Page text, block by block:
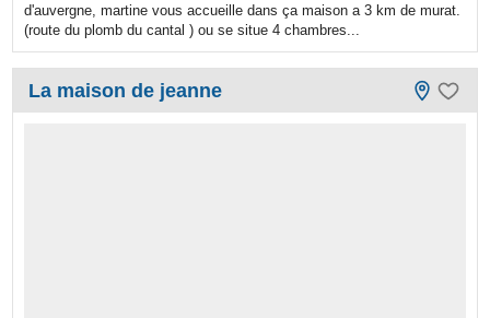
d'auvergne, martine vous accueille dans ça maison a 3 km de murat.
(route du plomb du cantal ) ou se situe 4 chambres...
La maison de jeanne